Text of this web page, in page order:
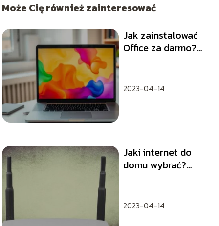
Może Cię również zainteresować
Jak zainstalować
Office za darmo?
2023-04-14
Jaki internet do
domu wybrać?
domowych
2023-04-14